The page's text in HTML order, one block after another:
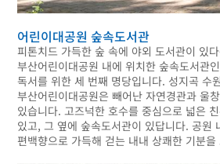
어린이대공원 숲속도서관
피톤치드 가득한 숲 속에 야외 도서관이 있
부산어린이대공원 내에 위치한 숲속도서관
독서를 위한 세 번째 명당입니다. 성지곡 수
부산어린이대공원은 빼어난 자연경관과 울
있습니다. 고즈넉한 호수를 중심으로 넓은
있고, 그 옆에 숲속도서관이 있답니다. 공원
편백향으로 가득해 걷는 내내 상쾌한 기분